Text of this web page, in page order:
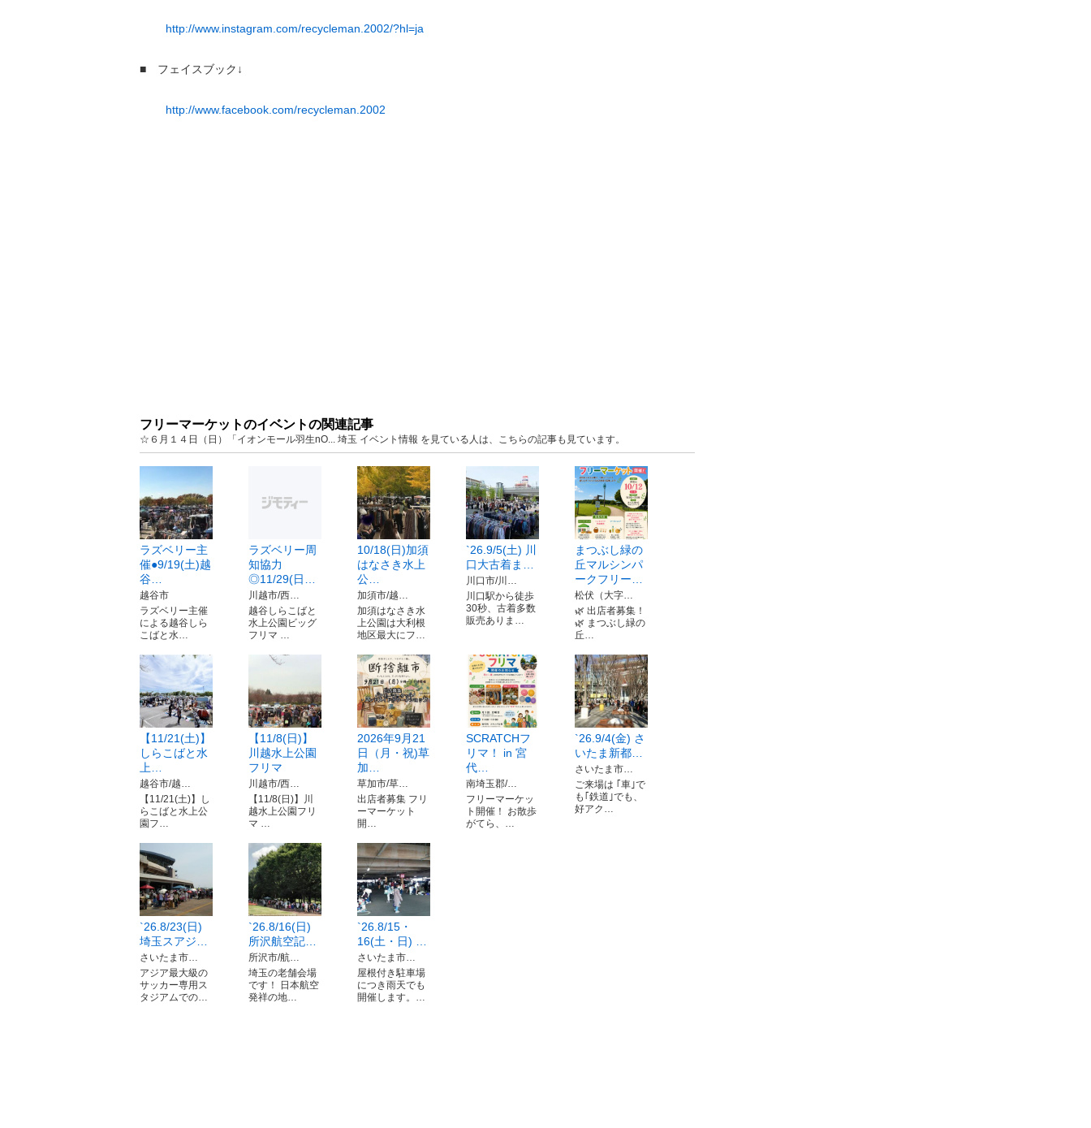
http://www.instagram.com/recycleman.2002/?hl=ja
■ フェイスブック↓
http://www.facebook.com/recycleman.2002
フリーマーケットのイベントの関連記事
☆６月１４日（日）「イオンモール羽生nO... 埼玉 イベント情報 を見ている人は、こちらの記事も見ています。
ラズベリー主
催●9/19(土)越
谷…
越谷市
ラズベリー主催
による越谷しら
こばと水…
ラズベリー周
知協力
◎11/29(日…
川越市/西…
越谷しらこばと
水上公園ビッグ
フリマ …
10/18(日)加須
はなさき水上
公…
加須市/越…
加須はなさき水
上公園は大利根
地区最大にフ…
`26.9/5(土) 川
口大古着ま…
川口市/川…
川口駅から徒歩
30秒、古着多数
販売ありま…
まつぶし緑の
丘マルシンパ
ークフリー…
松伏（大字…
🌿 出店者募集！
🌿 まつぶし緑の
丘…
【11/21(土)】
しらこばと水
上…
越谷市/越…
【11/21(土)】し
らこばと水上公
園フ…
【11/8(日)】
川越水上公園
フリマ
川越市/西…
【11/8(日)】川
越水上公園フリ
マ …
2026年9月21
日（月・祝)草
加…
草加市/草…
出店者募集 フリ
ーマーケット
開…
SCRATCHフ
リマ！ in 宮
代…
南埼玉郡/…
フリーマーケッ
ト開催！ お散歩
がてら、…
`26.9/4(金) さ
いたま新都…
さいたま市…
ご来場は ｢車｣で
も｢鉄道｣でも、
好アク…
`26.8/23(日)
埼玉スアジ…
さいたま市…
アジア最大級の
サッカー専用ス
タジアムでの…
`26.8/16(日)
所沢航空記…
所沢市/航…
埼玉の老舗会場
です！ 日本航空
発祥の地…
`26.8/15・
16(土・日) …
さいたま市…
屋根付き駐車場
につき雨天でも
開催します。…